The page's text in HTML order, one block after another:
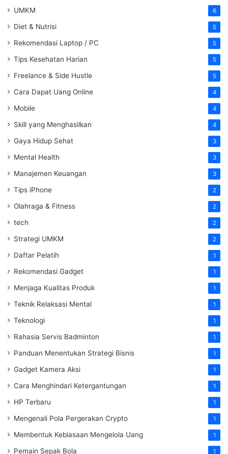
UMKM 6
Diet & Nutrisi 5
Rekomendasi Laptop / PC 5
Tips Kesehatan Harian 5
Freelance & Side Hustle 5
Cara Dapat Uang Online 4
Mobile 4
Skill yang Menghasilkan 4
Gaya Hidup Sehat 3
Mental Health 3
Manajemen Keuangan 3
Tips iPhone 2
Olahraga & Fitness 2
tech 2
Strategi UMKM 2
Daftar Pelatih 1
Rekomendasi Gadget 1
Menjaga Kualitas Produk 1
Teknik Relaksasi Mental 1
Teknologi 1
Rahasia Servis Badminton 1
Panduan Menentukan Strategi Bisnis 1
Gadget Kamera Aksi 1
Cara Menghindari Ketergantungan 1
HP Terbaru 1
Mengenali Pola Pergerakan Crypto 1
Membentuk Kebiasaan Mengelola Uang 1
Pemain Sepak Bola 1